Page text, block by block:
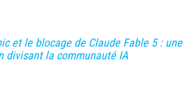
et le blocage de Claude Fable 5 : une
divisant la communauté IA